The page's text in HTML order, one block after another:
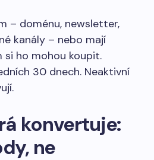
– doménu, newsletter,
kanály – nebo mají
si ho mohou koupit.
30 dnech. Neaktivní
konvertuje:
ne